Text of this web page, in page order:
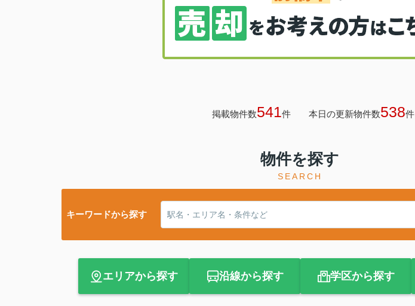
掲載物件数541 件 本日の更新物件数538件
物件を探す
SEARCH
キーワードから探す
エリアから探す 沿線から探す 学区から探す